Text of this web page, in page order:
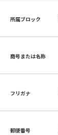
所属ブロック
商号または名称
フリガナ
郵便番号